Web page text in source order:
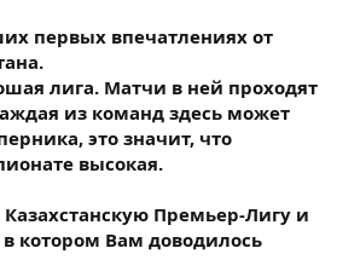
первых впечатлениях от
лига. Матчи в ней проходят
из команд здесь может
это значит, что
высокая.
Премьер-Лигу и
котором Вам доводилось